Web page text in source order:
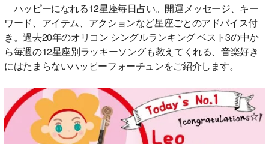
ハッピーになれる12星座毎日占い。開運メッセージ、キー
ワード、アイテム、アクションなど星座ごとのアドバイス付
き。過去20年のオリコン シングルランキング ベスト3の中か
ら毎週の12星座別ラッキーソングも教えてくれる、音楽好き
にはたまらないハッピーフォーチュンをご紹介します。